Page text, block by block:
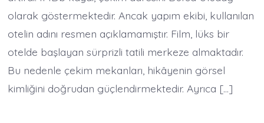
olarak göstermektedir. Ancak yapım ekibi, kullanılan
otelin adını resmen açıklamamıştır. Film, lüks bir
otelde başlayan sürprizli tatili merkeze almaktadır.
Bu nedenle çekim mekanları, hikâyenin görsel
kimliğini doğrudan güçlendirmektedir. Ayrıca […]